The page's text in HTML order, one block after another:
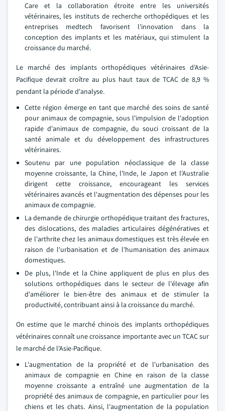
Care et la collaboration étroite entre les universités
vétérinaires, les instituts de recherche orthopédiques et les
entreprises medtech favorisent l'innovation dans la
conception des implants et les matériaux, qui stimulent la
croissance du marché.
Le marché des implants orthopédiques vétérinaires d'Asie-
Pacifique devrait croître au plus haut taux de TCAC de 8,9 %
pendant la période d'analyse.
Cette région émerge en tant que marché des soins de santé
pour animaux de compagnie, sous l'impulsion de l'adoption
rapide d'animaux de compagnie, du souci croissant de la
santé animale et du développement des infrastructures
vétérinaires.
Soutenu par une population néoclassique de la classe
moyenne croissante, la Chine, l'Inde, le Japon et l'Australie
dirigent cette croissance, encourageant les services
vétérinaires avancés et l'augmentation des dépenses pour les
animaux de compagnie.
La demande de chirurgie orthopédique traitant des fractures,
des dislocations, des maladies articulaires dégénératives et
de l'arthrite chez les animaux domestiques est très élevée en
raison de l'urbanisation et de l'humanisation des animaux
domestiques.
De plus, l'Inde et la Chine appliquent de plus en plus des
solutions orthopédiques dans le secteur de l'élevage afin
d'améliorer le bien-être des animaux et de stimuler la
productivité, contribuant ainsi à la croissance du marché.
On estime que le marché chinois des implants orthopédiques
vétérinaires connaît une croissance importante avec un TCAC sur
le marché de l'Asie-Pacifique.
L'augmentation de la propriété et de l'urbanisation des
animaux de compagnie en Chine en raison de la classe
moyenne croissante a entraîné une augmentation de la
propriété des animaux de compagnie, en particulier pour les
chiens et les chats. Ainsi, l'augmentation de la population